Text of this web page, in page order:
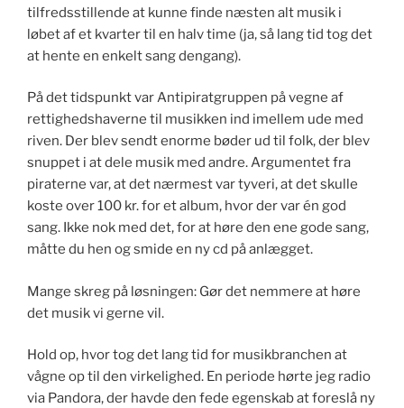
tilfredsstillende at kunne finde næsten alt musik i
løbet af et kvarter til en halv time (ja, så lang tid tog det
at hente en enkelt sang dengang).
På det tidspunkt var Antipiratgruppen på vegne af
rettighedshaverne til musikken ind imellem ude med
riven. Der blev sendt enorme bøder ud til folk, der blev
snuppet i at dele musik med andre. Argumentet fra
piraterne var, at det nærmest var tyveri, at det skulle
koste over 100 kr. for et album, hvor der var én god
sang. Ikke nok med det, for at høre den ene gode sang,
måtte du hen og smide en ny cd på anlægget.
Mange skreg på løsningen: Gør det nemmere at høre
det musik vi gerne vil.
Hold op, hvor tog det lang tid for musikbranchen at
vågne op til den virkelighed. En periode hørte jeg radio
via Pandora, der havde den fede egenskab at foreslå ny